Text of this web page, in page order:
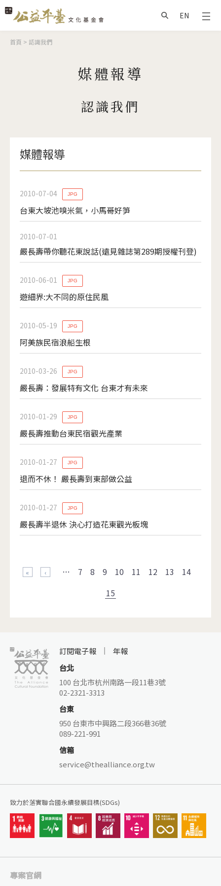
搜尋
EN
您在這裡
首頁 > 認識我們
媒體報導
認識我們
媒體報導
2010-07-04
台東大坡池嗅米氣，小馬哥好笋
JPG
2010-07-01
嚴長壽帶你聽花東說話(遠見雜誌第289期授權刊登)
2010-06-01
遊細界:大不同的原住民風
JPG
2010-05-19
阿美族民宿浪船生根
JPG
2010-03-26
嚴長壽：發展特有文化 台東才有未來
JPG
2010-01-29
嚴長壽推動台東民宿觀光產業
JPG
2010-01-27
退而不休！ 嚴長壽到東部做公益
JPG
2010-01-27
嚴長壽半退休 決心打造花東觀光板塊
JPG
… 7 8 9 10 11 12 13
14
15
訂閱電子報
年報
台北
100 台北市杭州南路一段11巷3號
02-2321-3313
台東
950 台東市中興路二段366巷36號
089-221-991
信箱
service@thealliance.org.tw
致力於落實聯合國永續發展目標(SDGs)
專案官網